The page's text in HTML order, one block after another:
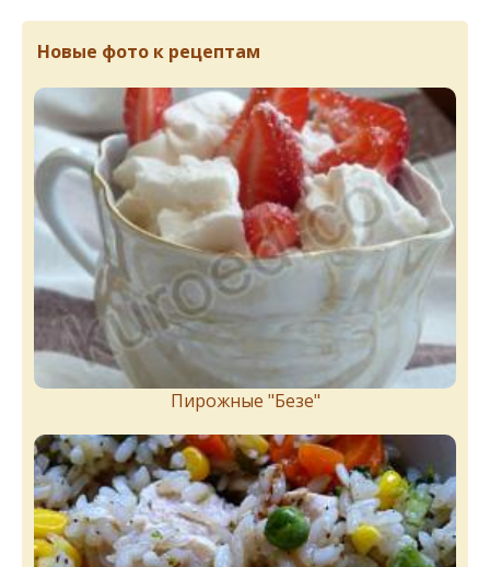
Новые фото к рецептам
Пирожныe "Бeзe"